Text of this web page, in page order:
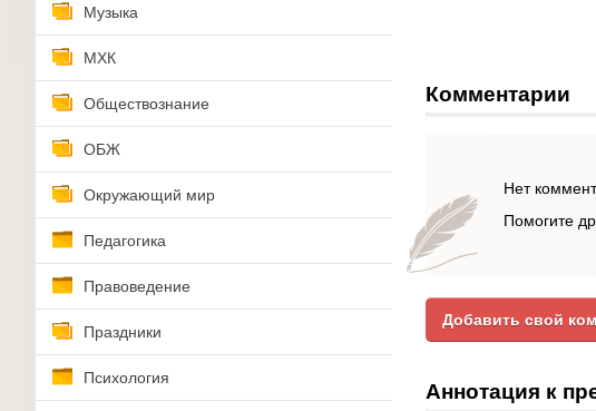
Музыка
МХК
Обществознание
ОБЖ
Окружающий мир
Педагогика
Правоведение
Праздники
Психология
Комментарии
Нет
Помогите
Добавить свой
Аннотация к